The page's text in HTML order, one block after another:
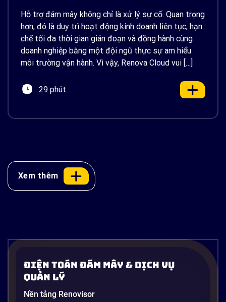
Hỗ trợ đám mây không chỉ là xử lý sự cố. Quan trọng
hơn, đó là duy trì hoạt động kinh doanh liên tục, hạn
chế tối đa thời gian gián đoạn và đồng hành cùng
doanh nghiệp bằng một đội ngũ thực sự am hiểu
môi trường vận hành. Vì vậy, Renova Cloud vui […]
29 phút
Docker là gì? Container hóa ứng dụng
Một vấn đề cực kỳ quen thuộc trong ngành phần
mềm: developer viết xong code, chạy ngon lành trên
máy cá nhân, nhưng khi đẩy lên server production
Xem thêm
Điện Toán Đám Mây & Dịch Vụ
Quản Lý
Nền tảng Renovisor